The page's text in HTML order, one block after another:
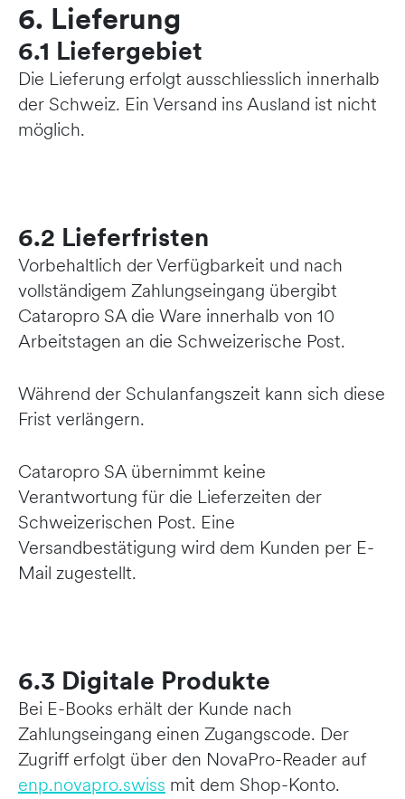
6. Lieferung
6.1 Liefergebiet
Die Lieferung erfolgt ausschliesslich innerhalb
der Schweiz. Ein Versand ins Ausland ist nicht
möglich.
6.2 Lieferfristen
Vorbehaltlich der Verfügbarkeit und nach
vollständigem Zahlungseingang übergibt
Cataropro SA die Ware innerhalb von 10
Arbeitstagen an die Schweizerische Post.
Während der Schulanfangszeit kann sich diese
Frist verlängern.
Cataropro SA übernimmt keine
Verantwortung für die Lieferzeiten der
Schweizerischen Post. Eine
Versandbestätigung wird dem Kunden per E-
Mail zugestellt.
6.3 Digitale Produkte
Bei E-Books erhält der Kunde nach
Zahlungseingang einen Zugangscode. Der
Zugriff erfolgt über den NovaPro-Reader auf
enp.novapro.swiss mit dem Shop-Konto.